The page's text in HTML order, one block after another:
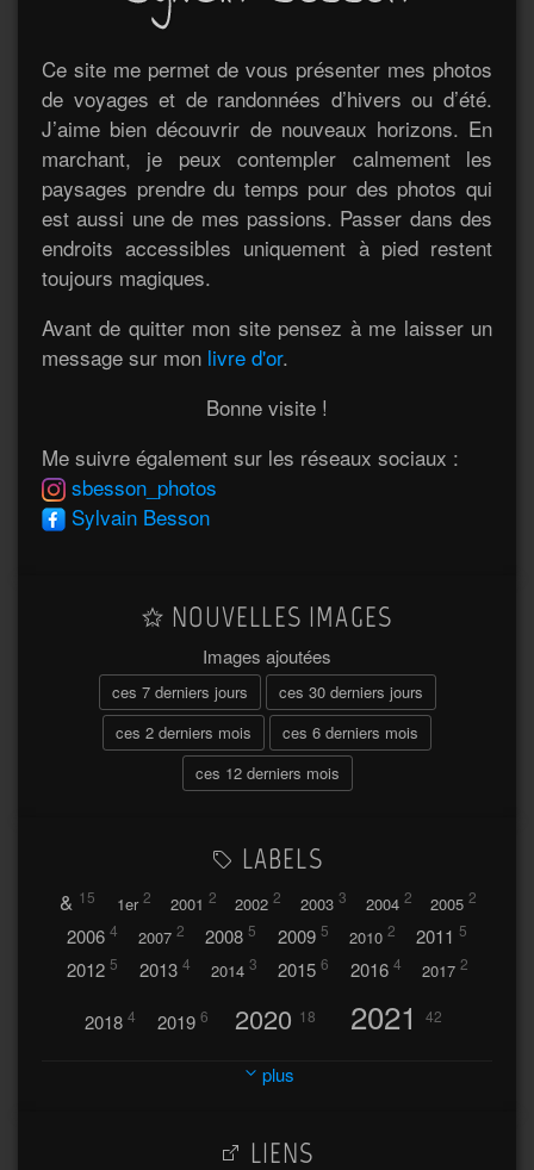
Ce site me permet de vous présenter mes photos
de voyages et de randonnées d’hivers ou d’été.
J’aime bien découvrir de nouveaux horizons. En
marchant, je peux contempler calmement les
paysages prendre du temps pour des photos qui
est aussi une de mes passions. Passer dans des
endroits accessibles uniquement à pied restent
toujours magiques.
Avant de quitter mon site pensez à me laisser un
message sur mon livre d'or.
Bonne visite !
Me suivre également sur les réseaux sociaux :
sbesson_photos
Sylvain Besson
NOUVELLES IMAGES
Images ajoutées
ces 7 derniers jours
ces 30 derniers jours
ces 2 derniers mois
ces 6 derniers mois
ces 12 derniers mois
LABELS
& 15 1er 2 2001 2 2002 2 2003 3 2004 2 2005 2
2006 4 2007 2 2008 5 2009 5 2010 2 2011 5
2012 5 2013 4 2014 3 2015 6 2016 4 2017 2
2018 4 2019 6 2020 18 2021 42
2023 32
2026
plus
LIENS